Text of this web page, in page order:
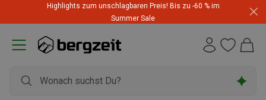
Highlights zum unschlagbaren Preis! Bis zu -60 % im
Summer Sale